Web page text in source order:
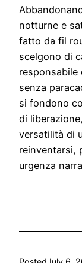
notturne e
fatto da fil
scelgono di
responsabile
senza
si fondono
di
versatilità di
reinventarsi,
urgenza